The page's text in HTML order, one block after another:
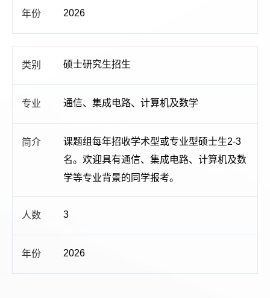
2026
硕士研究生招生
通信、集成电路、计算机及数学
课题组每年招收学术型或专业型硕士生2-3
名。欢迎具有通信、集成电路、计算机及数
学等专业背景的同学报考。
3
2026